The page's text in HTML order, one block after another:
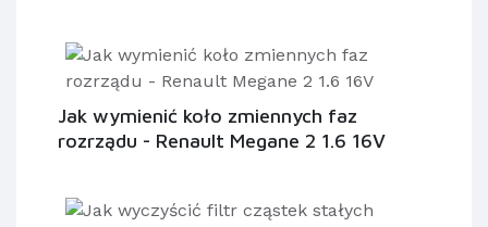
Jak wymienić koło zmiennych faz
rozrządu - Renault Megane 2 1.6 16V